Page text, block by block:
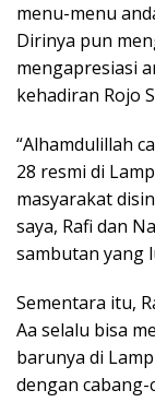
menu-menu
Dirinya pun
mengapresiasi
kehadiran Rojo
“Alhamdulillah
28 resmi di
masyarakat
saya, Rafi dan
sambutan yang
Sementara itu,
Aa selalu bisa
barunya di
dengan